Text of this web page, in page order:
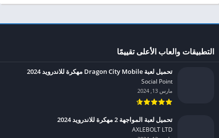
التطبيقات والعاب الأعلى تقييمًا
تحميل لعبة Dragon City Mobile مهكرة للاندرويد 2024
Social Point‏
مارس 13, 2024
تحميل لعبة المواجهة 2 مهكرة للاندرويد 2024
AXLEBOLT LTD‏